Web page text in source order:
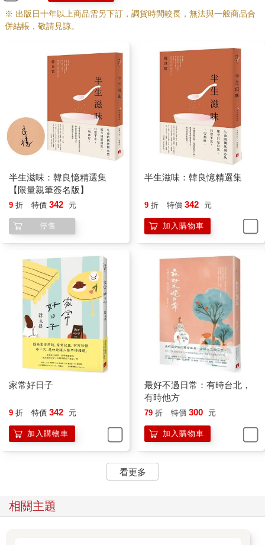
我在網上找到的食譜說，三杯米配二十顆左右的栗子，折算起來
一杯米配七顆，太少了，哪裡夠？於是一整包栗子都倒進砂鍋
中，應該有十幾顆吧。
趁著栗飯在爐上燜煮著，隨手做了三菜一湯：淺鹽漬過的鯖魚，
抹上薄薄的橄欖油，塞進預熱為180度的烤箱，一烤了事；油豆腐
加醬油、味醂、高湯和蔥段滷煮入味；冰箱蔬果櫃中有燒菜剩下
的零星豆莢、甜椒和鮮香菇，就合起來炒成一盤，起鍋前撒一大
匙「三尺堂」酥麻辣渣調味。湯呢，也用同樣的出汁，加金針
菇、海帶芽和一小撮薑絲，很快煮好一小鍋具有日本風味的清
湯。
這一頓和風秋膳容或不夠正宗，咱夫婦倆仍吃得齒頰生香，只因
我們嚐到了秋天的味道。
有興致的話，不妨也來煮鍋栗子飯，呼應人間秋意濃。
洗過淘好的白米1.2杯、剝殼鮮栗子（多少顆隨你）、日式高湯1.2
杯再多一點、醬油、味醂、米酒或清酒
做法
1 白米置於砂鍋中，倒入混合了醬油、味醂和酒的高湯，靜置備
用。天冷約泡一小時，天熱，泡三、四十分鐘也就夠了。
2 栗子加進砂鍋中，砂鍋不加蓋，置於爐火上，中大火煮到湯滾
了，轉中小火，煮至水分快被吸乾，米面出現一個個小洞時，加
鍋蓋，轉文火煮15分鐘左右，熄火，別急著掀蓋，再燜15-20分鐘
即成。
此法煮好的栗子飯，栗子比較硬，如果喜歡吃鬆軟的口感，可先
三塊，再摻入生米中。另外，當然也可以用電鍋和電子鍋來煮栗
子飯，較省事，但這麼一來就沒有帶點焦香的鍋巴可吃了。
早餐來了碗銀耳枸杞桂圓湯。秋季的天氣一般比較乾，雖說這兩
天下起了雨，但細雨一時滋潤不了大地。天乾地燥時，我就愛吃
※ 出版日十年以上商品需另下訂，調貨時間較長，無法與一般商品合
併結帳，敬請見諒。
半生滋味：韓良憶精選集
【限量親筆簽名版】
9 折 特價 342 元
停售
半生滋味：韓良憶精選集
9 折 特價 342 元
加入購物車
家常好日子
9 折 特價 342 元
加入購物車
最好不過日常：有時台北，
有時他方
79 折 特價 300 元
加入購物車
看更多
相關主題